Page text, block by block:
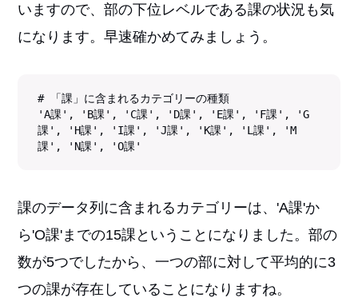
いますので、部の下位レベルである課の状況も気
になります。早速確かめてみましょう。
# 「課」に含まれるカテゴリーの種類
'A課', 'B課', 'C課', 'D課', 'E課', 'F課', 'G
課', 'H課', 'I課', 'J課', 'K課', 'L課', 'M
課', 'N課', 'O課'
課のデータ列に含まれるカテゴリーは、'A課'か
ら'O課'までの15課ということになりました。部の
数が5つでしたから、一つの部に対して平均的に3
つの課が存在していることになりますね。